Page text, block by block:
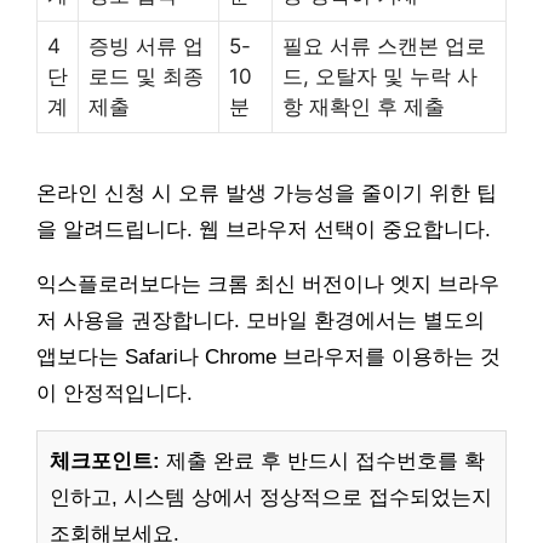
4
단
계
증빙 서류 업
로드 및 최종
제출
5-
10
분
필요 서류 스캔본 업로
드, 오탈자 및 누락 사
항 재확인 후 제출
온라인 신청 시 오류 발생 가능성을 줄이기 위한 팁
을 알려드립니다. 웹 브라우저 선택이 중요합니다.
익스플로러보다는 크롬 최신 버전이나 엣지 브라우
저 사용을 권장합니다. 모바일 환경에서는 별도의
앱보다는 Safari나 Chrome 브라우저를 이용하는 것
이 안정적입니다.
체크포인트: 제출 완료 후 반드시 접수번호를 확
인하고, 시스템 상에서 정상적으로 접수되었는지
조회해보세요.